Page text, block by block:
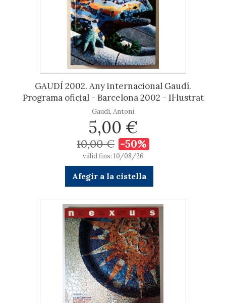
GAUDÍ 2002. Any internacional Gaudí.
Programa oficial - Barcelona 2002 - Il·lustrat
Gaudí, Antoni
5,00 €
10,00 € -50%
vàlid fins: 10/08/26
Afegir a la cistella